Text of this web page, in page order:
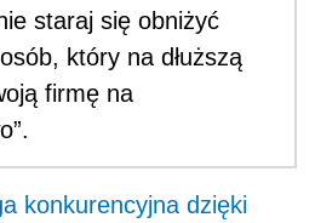
staraj się obniżyć
który na dłuższą
firmę na
konkurencyjna dzięki